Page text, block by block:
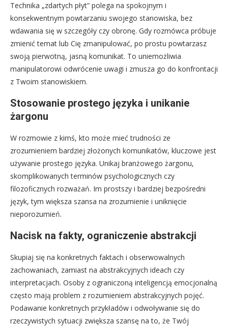
Technika „zdartych płyt” polega na spokojnym i
konsekwentnym powtarzaniu swojego stanowiska, bez
wdawania się w szczegóły czy obronę. Gdy rozmówca próbuje
zmienić temat lub Cię zmanipulować, po prostu powtarzasz
swoją pierwotną, jasną komunikat. To uniemożliwia
manipulatorowi odwrócenie uwagi i zmusza go do konfrontacji
z Twoim stanowiskiem.
Stosowanie prostego języka i unikanie
żargonu
W rozmowie z kimś, kto może mieć trudności ze
zrozumieniem bardziej złożonych komunikatów, kluczowe jest
używanie prostego języka. Unikaj branżowego żargonu,
skomplikowanych terminów psychologicznych czy
filozoficznych rozważań. Im prostszy i bardziej bezpośredni
język, tym większa szansa na zrozumienie i uniknięcie
nieporozumień.
Nacisk na fakty, ograniczenie abstrakcji
Skupiaj się na konkretnych faktach i obserwowalnych
zachowaniach, zamiast na abstrakcyjnych ideach czy
interpretacjach. Osoby z ograniczoną inteligencją emocjonalną
często mają problem z rozumieniem abstrakcyjnych pojęć.
Podawanie konkretnych przykładów i odwoływanie się do
rzeczywistych sytuacji zwiększa szansę na to, że Twój